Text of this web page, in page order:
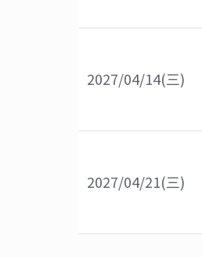
2027/04/14(三)
2027/04/21(三)